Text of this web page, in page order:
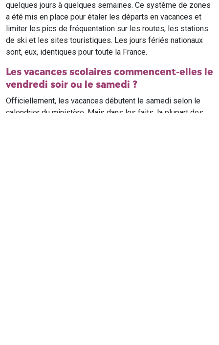
quelques jours à quelques semaines. Ce système de zones
a été mis en place pour étaler les départs en vacances et
limiter les pics de fréquentation sur les routes, les stations
de ski et les sites touristiques. Les jours fériés nationaux
sont, eux, identiques pour toute la France.
Les vacances scolaires commencent-elles le
vendredi soir ou le samedi ?
Officiellement, les vacances débutent le samedi selon le
calendrier du ministère. Mais dans les faits, la plupart des